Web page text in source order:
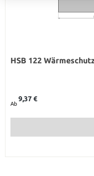
HSB 122
Ab
9,37 €